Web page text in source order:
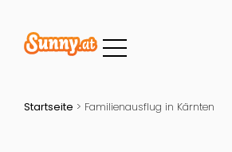
Startseite > Familienausflug in Kärnten